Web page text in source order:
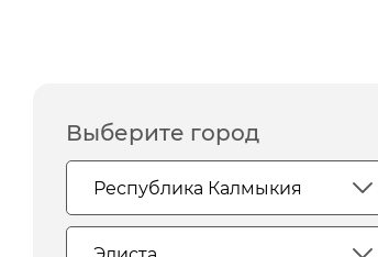
Выберите город